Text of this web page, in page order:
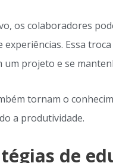
os colaboradores
Essa
um projeto e se
tornam o
a produtividade.
de